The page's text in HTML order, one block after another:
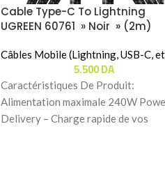
Cable Type-C To Lightning
UGREEN 60761 » Noir » (2m)
Câbles Mobile (Lightning, USB-C,
5.500DA
Caractéristiques De Produit:
Alimentation maximale 240W
Delivery – Charge rapide de vos